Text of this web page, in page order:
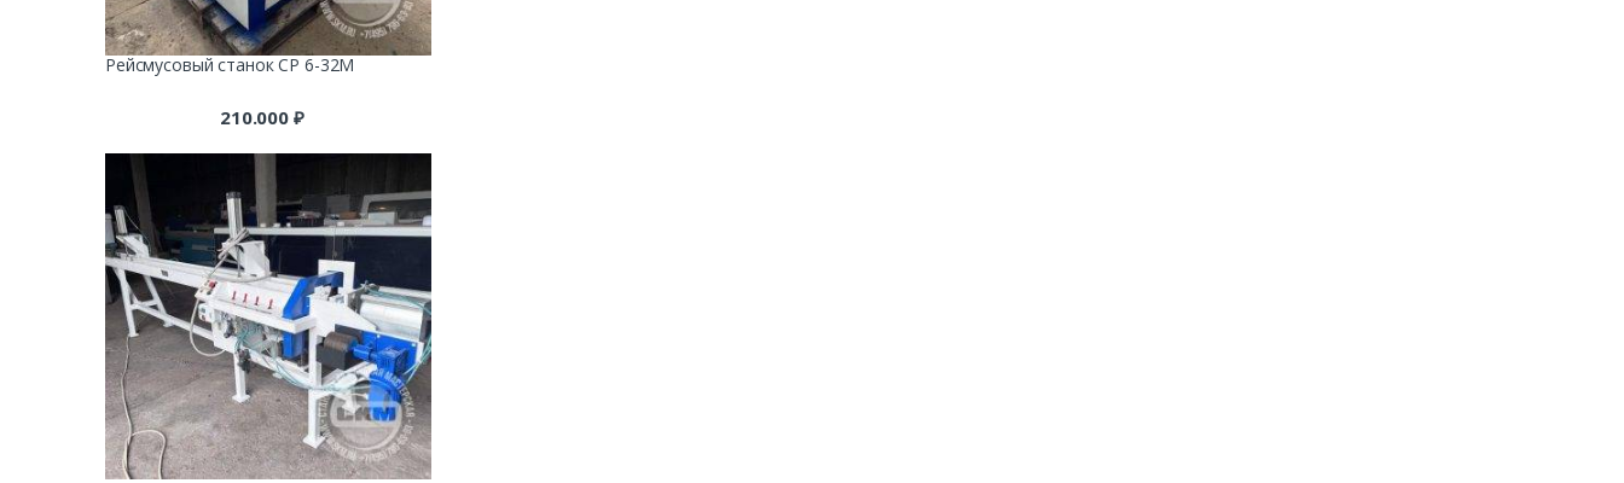
Рейсмусовый станок СР 6-32М
210.000 ₽